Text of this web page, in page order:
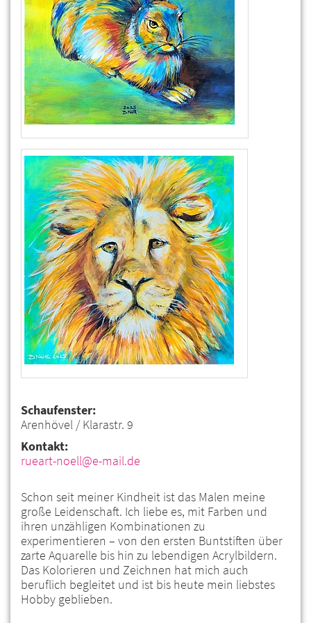
Schaufenster:
Arenhövel / Klarastr. 9
Kontakt:
rueart-noell@e-mail.de
Schon seit meiner Kindheit ist das Malen meine
große Leidenschaft. Ich liebe es, mit Farben und
ihren unzähligen Kombinationen zu
experimentieren – von den ersten Buntstiften über
zarte Aquarelle bis hin zu lebendigen Acrylbildern.
Das Kolorieren und Zeichnen hat mich auch
beruflich begleitet und ist bis heute mein liebstes
Hobby geblieben.